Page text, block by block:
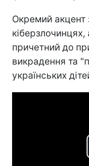
Окремий акцент
причетний до
викрадення та
українських